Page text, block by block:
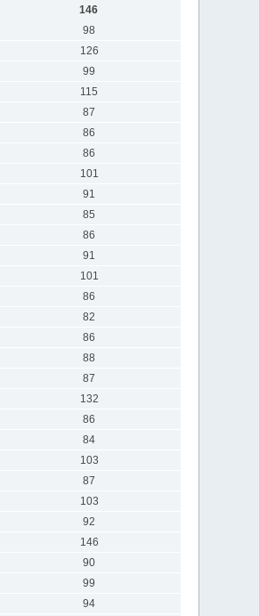
146
98
126
99
115
87
86
86
101
91
85
86
91
101
86
82
86
88
87
132
86
84
103
87
103
92
146
90
99
94